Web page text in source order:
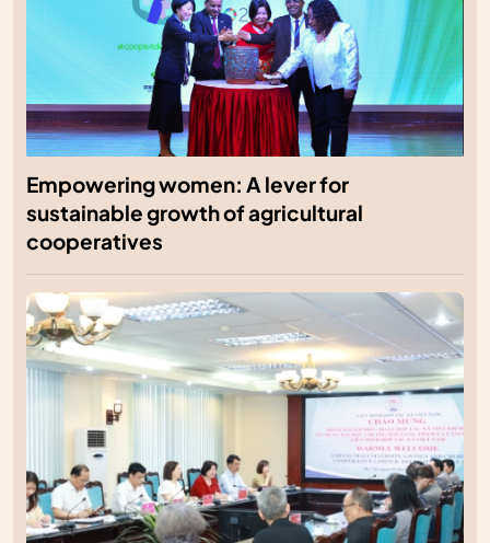
Empowering women: A lever for
sustainable growth of agricultural
cooperatives